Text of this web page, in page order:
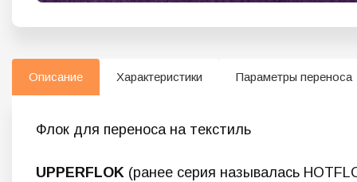
Описание Характеристики Параметры переноса
Флок для переноса на текстиль
UPPERFLOK (ранее серия называлась